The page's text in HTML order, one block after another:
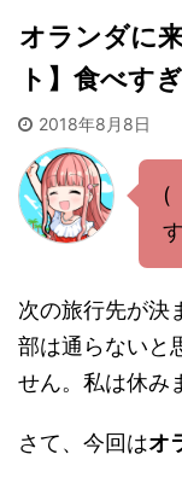
オランダに
ト】食べす
2018年8月8日
(
次の旅行先が決
部は通らないと
せん。私は休み
さて、今回はオ